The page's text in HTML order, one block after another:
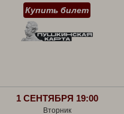
Купить билет
1 СЕНТЯБРЯ 19:00
Вторник